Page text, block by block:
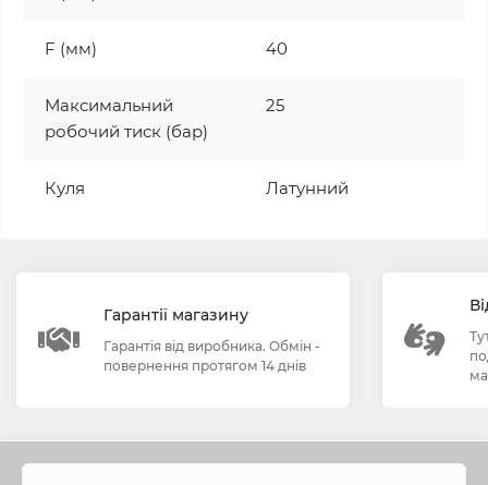
F (мм) 40
Максимальний
робочий тиск (бар)
25
Куля Латунний
Гарантії магазину
Гарантія від виробника. Обмін -
повернення протягом 14 днів